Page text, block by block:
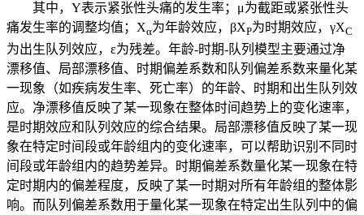
其中，Y表示紧张性头痛的发生率；μ为截距或紧张性头
痛发生率的调整均值；Xα为年龄效应，βXP为时期效应，γXC
为出生队列效应，ε为残差。年龄-时期-队列模型主要通过净
漂移值、局部漂移值、时期偏差系数和队列偏差系数来量化某
一现象（如疾病发生率、死亡率）的年龄、时期和出生队列效
应。净漂移值反映了某一现象在整体时间趋势上的变化速率，
是时期效应和队列效应的综合结果。局部漂移值反映了某一现
象在特定时间段或年龄组内的变化速率，可以帮助识别不同时
间段或年龄组内的趋势差异。时期偏差系数量化某一现象在特
定时期内的偏差程度，反映了某一时期对所有年龄组的整体影
响。而队列偏差系数用于量化某一现象在特定出生队列中的偏